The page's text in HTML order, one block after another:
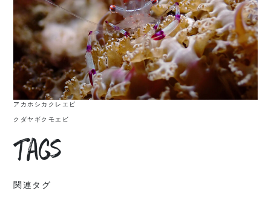
アカホシカクレエビ
クダヤギクモエビ
Tags
関連タグ